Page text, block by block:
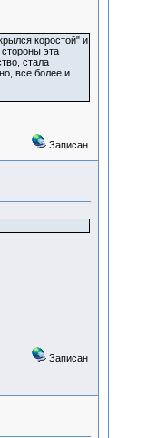
коростой" и
эта
стала
все более и
Записан
Записан